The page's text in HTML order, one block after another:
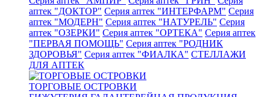
аптек "ДОКТОР" Серия аптек "ИНТЕРФАРМ" Серия
аптек "МОДЕРН" Серия аптек "НАТУРЕЛЬ" Серия
аптек "ОЗЕРКИ" Серия аптек "ОРТЕКА" Серия аптек
"ПЕРВАЯ ПОМОЩЬ" Серия аптек "РОДНИК
ЗДОРОВЬЯ" Серия аптек "ФИАЛКА" СТЕЛЛАЖИ
ДЛЯ АПТЕК
ТОРГОВЫЕ ОСТРОВКИ